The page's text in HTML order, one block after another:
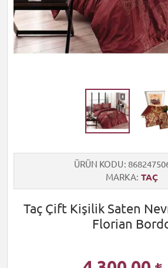
ÜRÜN KODU
MARKA TAÇ
Taç Çift Kişilik Saten
Florian